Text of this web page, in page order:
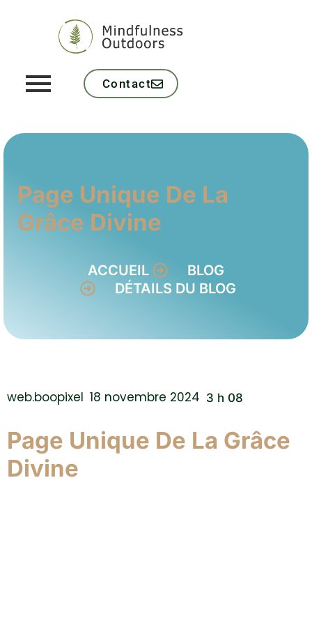
Contact
Page Unique De La
Grâce Divine
ACCUEIL
BLOG
DÉTAILS DU BLOG
web.boopixel 18 novembre 2024 3 h 08
Page Unique De La Grâce
Divine